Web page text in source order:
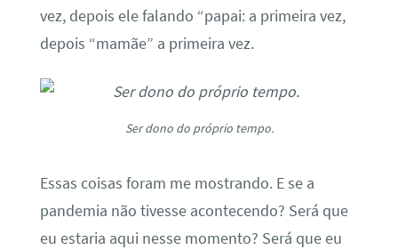
vez, depois ele falando “papai: a primeira vez,
depois “mamãe” a primeira vez.
Ser dono do próprio tempo.
Essas coisas foram me mostrando. E se a
pandemia não tivesse acontecendo? Será que
eu estaria aqui nesse momento? Será que eu